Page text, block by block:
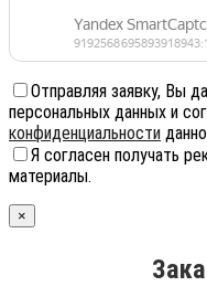
Отправляя заявку, Вы
персональных данных и
конфиденциальности
Я согласен получать
материалы.
×